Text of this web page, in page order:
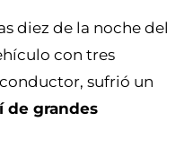
diez de la noche del
con tres
sufrió un
de grandes